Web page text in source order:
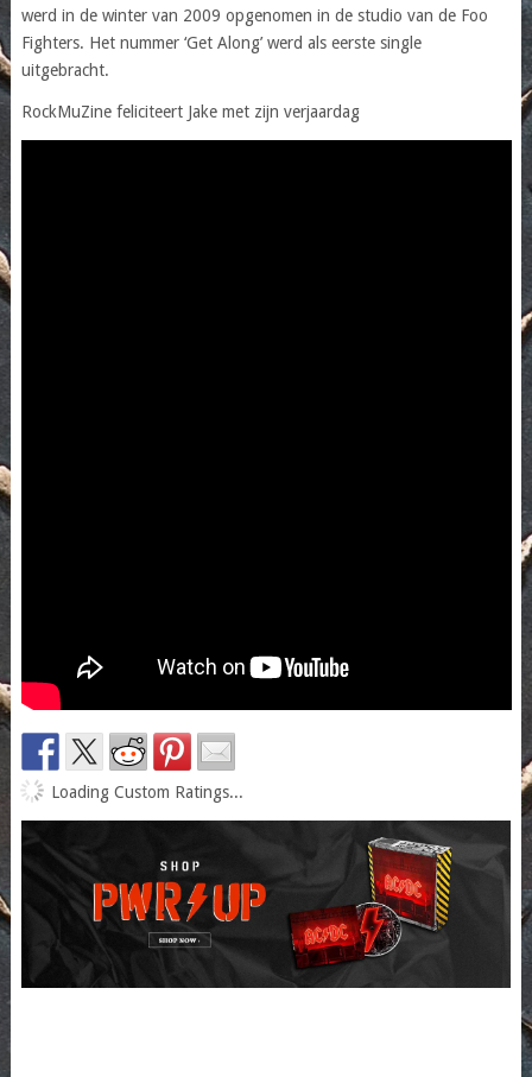
werd in de winter van 2009 opgenomen in de studio van de Foo
Fighters. Het nummer ‘Get Along’ werd als eerste single
uitgebracht.
RockMuZine feliciteert Jake met zijn verjaardag
Loading Custom Ratings...